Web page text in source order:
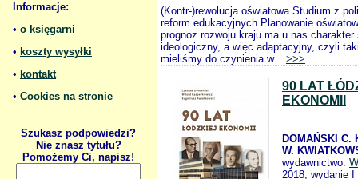
Informacje:
• o księgarni
• koszty wysyłki
• kontakt
• Cookies na stronie
Szukasz podpowiedzi?
Nie znasz tytułu?
Pomożemy Ci, napisz!
(Kontr-)rewolucja oświatowa Studium z
reform edukacyjnych Planowanie
prognoz rozwoju kraju ma u nas charakter
ideologiczny, a więc adaptacyjny, czyli
mieliśmy do czynienia w... >>>
90 LAT
EKONOMII
DOMAŃSKI C.
W.
wydawnictwo:
2018, wydanie I